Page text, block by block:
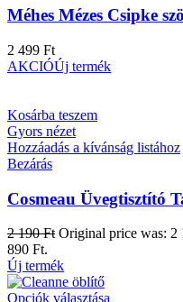
Méhes Mézes Csipke
2 499 Ft
AKCIÓÚj termék
Kosárba teszem
Gyors nézet
Hozzáadás a kívánság listához
Bezárás
Cosmeau Üvegtisztító
2 190Ft Original price was: 2
890 Ft.
Új termék
Opciók választása